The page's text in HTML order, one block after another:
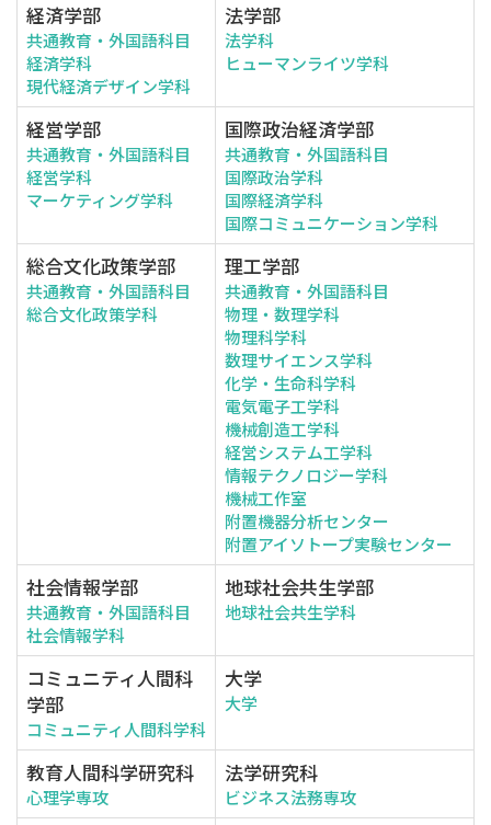
経済学部
共通教育・外国語科目
経済学科
現代経済デザイン学科
法学部
法学科
ヒューマンライツ学科
経営学部
共通教育・外国語科目
経営学科
マーケティング学科
国際政治経済学部
共通教育・外国語科目
国際政治学科
国際経済学科
国際コミュニケーション学科
総合文化政策学部
共通教育・外国語科目
総合文化政策学科
理工学部
共通教育・外国語科目
物理・数理学科
物理科学科
数理サイエンス学科
化学・生命科学科
電気電子工学科
機械創造工学科
経営システム工学科
情報テクノロジー学科
機械工作室
附置機器分析センター
附置アイソトープ実験センター
社会情報学部
共通教育・外国語科目
社会情報学科
地球社会共生学部
地球社会共生学科
コミュニティ人間科
学部
コミュニティ人間科学科
大学
大学
教育人間科学研究科
心理学専攻
法学研究科
ビジネス法務専攻